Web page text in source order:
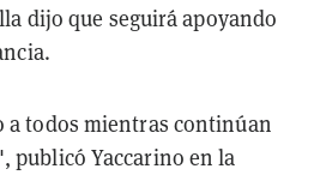
dijo que seguirá apoyando
a todos mientras continúan
publicó Yaccarino en la